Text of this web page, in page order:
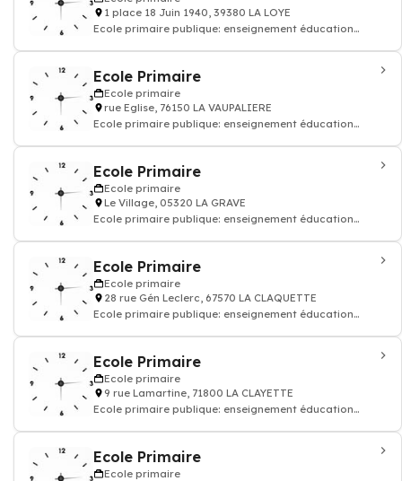
1 place 18 Juin 1940, 39380 LA LOYE
Ecole primaire publique: enseignement éducation
Ecole Primaire
Ecole primaire
rue Eglise, 76150 LA VAUPALIERE
Ecole primaire publique: enseignement éducation
Ecole Primaire
Ecole primaire
Le Village, 05320 LA GRAVE
Ecole primaire publique: enseignement éducation
Ecole Primaire
Ecole primaire
28 rue Gén Leclerc, 67570 LA CLAQUETTE
Ecole primaire publique: enseignement éducation
Ecole Primaire
Ecole primaire
9 rue Lamartine, 71800 LA CLAYETTE
Ecole primaire publique: enseignement éducation
Ecole Primaire
Ecole primaire